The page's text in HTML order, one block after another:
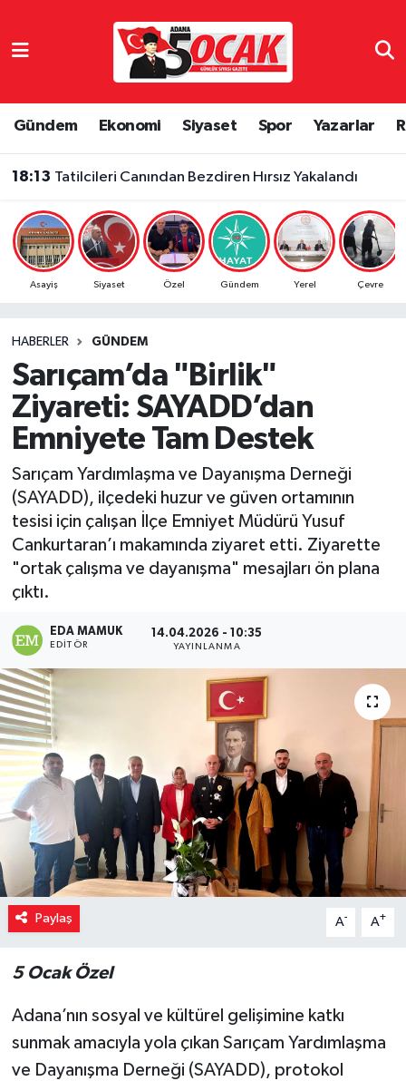
Gündem Ekonomi Siyaset Spor Yazarlar
18:13 Tatilcileri Canından Bezdiren Hırsız Yakalandı
Asayiş Siyaset Özel Gündem Yerel Çevre
HABERLER GÜNDEM
Sarıçam’da "Birlik"
Ziyareti: SAYADD’dan
Emniyete Tam Destek
Sarıçam Yardımlaşma ve Dayanışma Derneği
(SAYADD), ilçedeki huzur ve güven ortamının
tesisi için çalışan İlçe Emniyet Müdürü Yusuf
Cankurtaran’ı makamında ziyaret etti. Ziyarette
"ortak çalışma ve dayanışma" mesajları ön plana
çıktı.
EDA MAMUK
EDITÖR
14.04.2026 - 10:35
YAYINLANMA
Paylaş A- A+
5 Ocak Özel
Adana’nın sosyal ve kültürel gelişimine katkı
sunmak amacıyla yola çıkan Sarıçam Yardımlaşma
ve Dayanışma Derneği (SAYADD), protokol
Dünya
Eğitim
Gündem
Haber Reklam
Magazin
Özel
Resmi İlanlar
Sağlık
Siyaset
Spor
Yaşam
Yerel Yönetimler
Yurttan
Adana Nöbetçi Eczaneler
Adana Trafik Yoğunluk Haritası
Süper Lig Puan Durumu ve Fikstür
Son Dakika Haberleri
Haber Arşivi